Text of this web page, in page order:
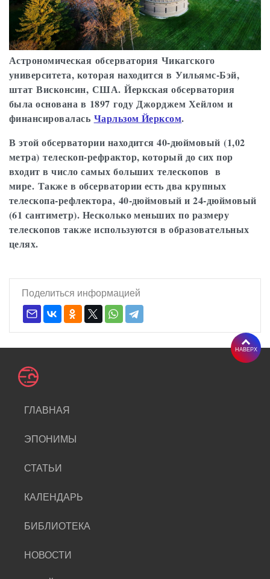
Астрономическая обсерватория Чикагского
университета, которая находится в Уильямс-Бэй,
штат Висконсин, США. Йеркская обсерватория
была основана в 1897 году Джорджем Хейлом и
финансировалась Чарльзом Йерксом.
В этой обсерватории находится 40-дюймовый (1,02
метра) телескоп-рефрактор, который до сих пор
входит в число самых больших телескопов в
мире. Также в обсерватории есть два крупных
телескопа-рефлектора, 40-дюймовый и 24-дюймовый
(61 сантиметр). Несколько меньших по размеру
телескопов также используются в образовательных
целях.
Поделиться информацией
ГЛАВНАЯ
ЭПОНИМЫ
СТАТЬИ
КАЛЕНДАРЬ
БИБЛИОТЕКА
НОВОСТИ
НАВЕРХ